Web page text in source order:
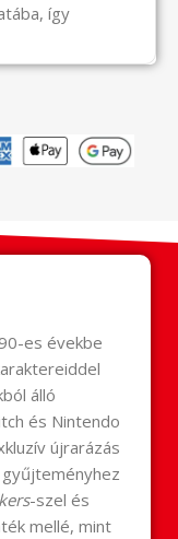
így
es évekbe
álló
és Nintendo
újrarázás
-szel és
mellé, mint